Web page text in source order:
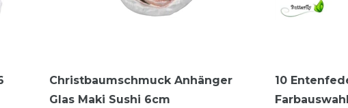
Christbaumschmuck Anhänger
Glas Maki Sushi 6cm
10